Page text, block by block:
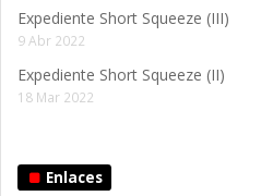
Expediente Short Squeeze (III)
9 Abr 2022
Expediente Short Squeeze (II)
18 Mar 2022
Enlaces